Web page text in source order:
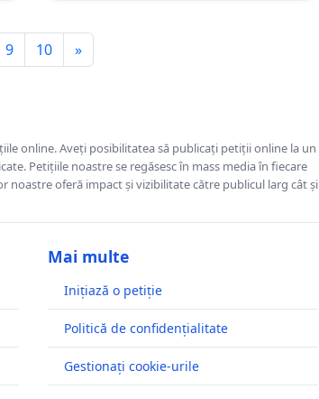
9 10 »
online. Aveți posibilitatea să publicați petiții online la un
Petițiile noastre se regăsesc în mass media în fiecare
noastre oferă impact și vizibilitate către publicul larg cât și
Mai multe
Inițiază o petiție
Politică de confidențialitate
Gestionați cookie-urile